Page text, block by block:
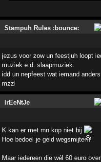
Stampuh Rules :bounce:
jezus voor zow un feestjuh loopt
muziek e.d. slaapmuziek.
idd un nepfeest wat iemand
mzzl
IrEeNtJe
K kan er met mn kop niet bij
Hoe bedoel je geld wegsmijten?
Maar iedereen die wél 60 euro